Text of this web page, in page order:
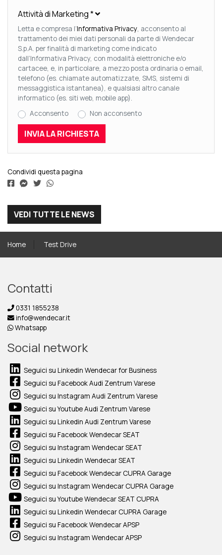
Attività di Marketing*
Letta e compresa l’Informativa Privacy, acconsento al
trattamento dei miei dati personali da parte di Wendecar
S.p.A. per finalità di marketing come indicato
dall’Informativa Privacy, con modalità elettroniche e/o
cartacee, e, in particolare, a mezzo posta ordinaria o email,
telefono (es. chiamate automatizzate, SMS, sistemi di
messaggistica istantanea), e qualsiasi altro canale
informatico (es. siti web, mobile app).
Acconsento
Non acconsento
Condividi questa pagina
VEDI TUTTE LE NEWS
Home Test Drive
Contatti
0331 1855238
info@wendecar.it
Whatsapp
Social network
Seguici su Linkedin Wendecar for Business
Seguici su Facebook Audi Zentrum Varese
Seguici su Instagram Audi Zentrum Varese
Seguici su Youtube Audi Zentrum Varese
Seguici su Linkedin Audi Zentrum Varese
Seguici su Facebook Wendecar SEAT
Seguici su Instagram Wendecar SEAT
Seguici su Linkedin Wendecar SEAT
Seguici su Facebook Wendecar CUPRA Garage
Seguici su Instagram Wendecar CUPRA Garage
Seguici su Youtube Wendecar SEAT CUPRA
Seguici su Linkedin Wendecar CUPRA Garage
Seguici su Facebook Wendecar APSP
Seguici su Instagram Wendecar APSP